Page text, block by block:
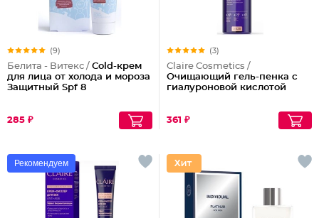
(9)
Белита - Витекс / Cold-крем
для лица от холода и мороза
Защитный Spf 8
285 ₽
(3)
Claire Cosmetics /
Очищающий гель-пенка с
гиалуроновой кислотой
361 ₽
Рекомендуем